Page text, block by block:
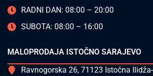
RADNI DAN: 08:00 – 20:00
SUBOTA: 08:00 – 16:00
MALOPRODAJA ISTOČNO SARAJEVO
Ravnogorska 26, 71123 Istočna